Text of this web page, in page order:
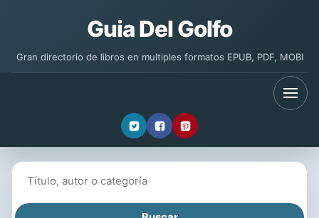
Guia Del Golfo
Gran directorio de libros en multiples formatos EPUB, PDF, MOBI